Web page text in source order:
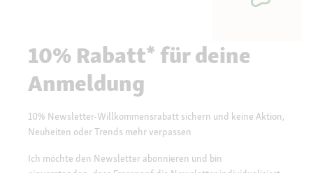
10% Rabatt* für deine
Anmeldung
10% Newsletter-Willkommensrabatt sichern und keine Aktion,
Neuheiten oder Trends mehr verpassen
Ich möchte den Newsletter abonnieren und bin